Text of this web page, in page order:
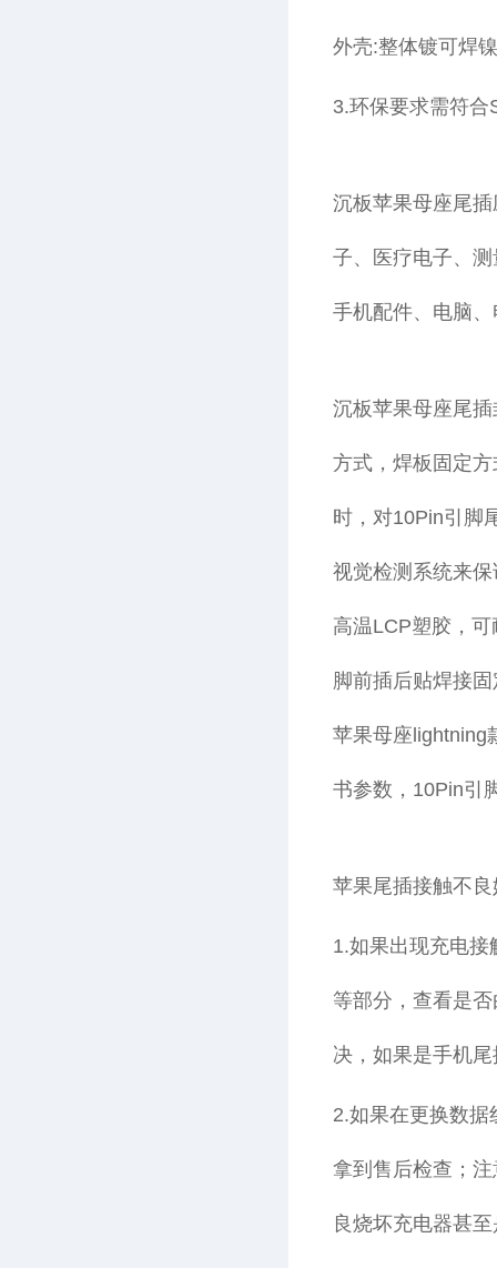
外壳:整体镀可焊
3.环保要求需符
沉板苹果母座尾
子、医疗电子、
手机配件、电脑
沉板苹果母座尾
方式，焊板固定
时，对10Pin引脚
视觉检测系统来
高温LCP塑胶，
脚前插后贴焊接
苹果母座lightning
书参数，10Pin引
苹果尾插接触不
1.如果出现充电
等部分，查看是
决，如果是手机
2.如果在更换数
拿到售后检查；
良烧坏充电器甚